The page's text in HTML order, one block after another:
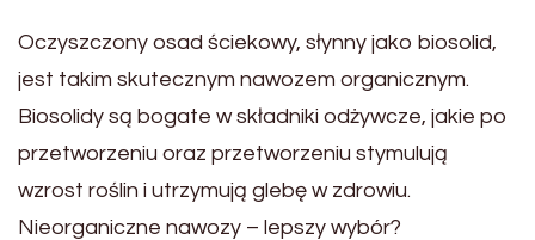
Oczyszczony osad ściekowy, słynny jako biosolid,
jest takim skutecznym nawozem organicznym.
Biosolidy są bogate w składniki odżywcze, jakie po
przetworzeniu oraz przetworzeniu stymulują
wzrost roślin i utrzymują glebę w zdrowiu.
Nieorganiczne nawozy – lepszy wybór?